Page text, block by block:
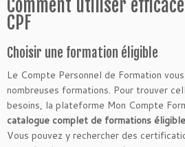
Comment utiliser
CPF
Choisir une formation éligible
Le Compte Personnel de Formation
nombreuses formations. Pour trouver
besoins, la plateforme Mon Compte
catalogue complet de formations
Vous pouvez y rechercher des